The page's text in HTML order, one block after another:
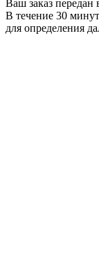
Ваш заказ
В течение 30
для определения